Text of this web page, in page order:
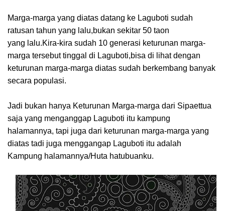
Marga-marga yang diatas datang ke Laguboti sudah
ratusan tahun yang lalu,bukan sekitar 50 taon
yang lalu.Kira-kira sudah 10 generasi keturunan marga-
marga tersebut tinggal di Laguboti,bisa di lihat dengan
keturunan marga-marga diatas sudah berkembang banyak
secara populasi.
Jadi bukan hanya Keturunan Marga-marga dari Sipaettua
saja yang menganggap Laguboti itu kampung
halamannya, tapi juga dari keturunan marga-marga yang
diatas tadi juga menggangap Laguboti itu adalah
Kampung halamannya/Huta hatubuanku.